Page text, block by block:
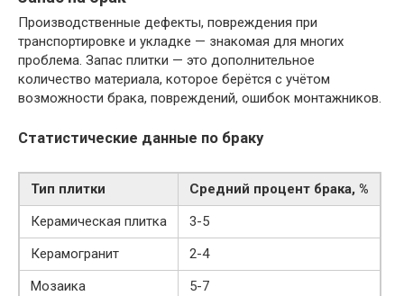
Производственные дефекты, повреждения при
транспортировке и укладке — знакомая для многих
проблема. Запас плитки — это дополнительное
количество материала, которое берётся с учётом
возможности брака, повреждений, ошибок монтажников.
Статистические данные по браку
Тип плитки
Средний процент брака, %
Керамическая плитка
3-5
Керамогранит
2-4
Мозаика
5-7